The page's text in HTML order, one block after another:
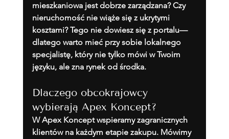
mieszkaniowa jest dobrze zarządzana? Czy
nieruchomość nie wiąże się z ukrytymi
kosztami? Tego nie dowiesz się z portalu—
dlatego warto mieć przy sobie lokalnego
specjalistę, który nie tylko mówi w Twoim
języku, ale zna rynek od środka.
Dlaczego obcokrajowcy
wybierają Apex Koncept?
W Apex Koncept wspieramy zagranicznych
klientów na każdym etapie zakupu. Mówimy